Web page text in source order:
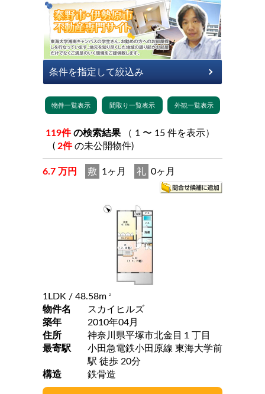
119件 の検索結果
( 2件 の未公開物件)
6.7 万円 敷 1ヶ月 礼 0ヶ月
1LDK / 48.58m 2
物件名
スカイヒルズ
築年
2010年04月
住所
神奈川県平塚市北金目１丁目
最寄駅
小田急電鉄小田原線 東海大学前
駅 徒歩 20分
構造
鉄骨造